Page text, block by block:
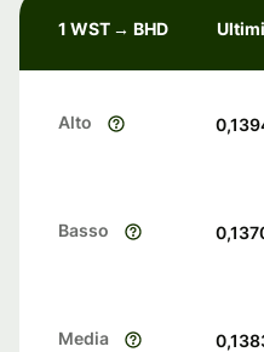
1 WST → BHD
Alto
Basso
Media